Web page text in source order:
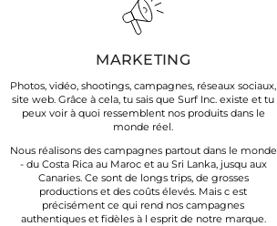
MARKETING
Photos, vidéo, shootings, campagnes, réseaux sociaux,
site web. Grâce à cela, tu sais que Surf Inc. existe et tu
peux voir à quoi ressemblent nos produits dans le
monde réel.
Nous réalisons des campagnes partout dans le monde
- du Costa Rica au Maroc et au Sri Lanka, jusqu aux
Canaries. Ce sont de longs trips, de grosses
productions et des coûts élevés. Mais c est
précisément ce qui rend nos campagnes
authentiques et fidèles à l esprit de notre marque.